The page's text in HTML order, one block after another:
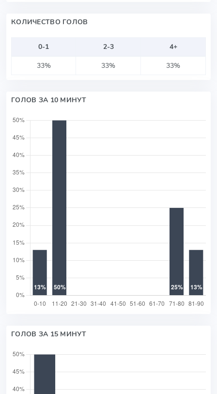
КОЛИЧЕСТВО ГОЛОВ
0-1 2-3
4+
33%
33% 33%
ГОЛОВ ЗА 10 МИНУТ
ГОЛОВ ЗА 15 МИНУТ